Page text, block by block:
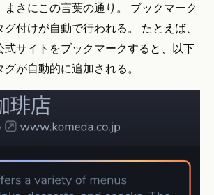
まさにこの言葉の通り。 ブックマーク
付けが自動で行われる。 たとえば、
式サイトをブックマークすると、以下
が自動的に追加される。